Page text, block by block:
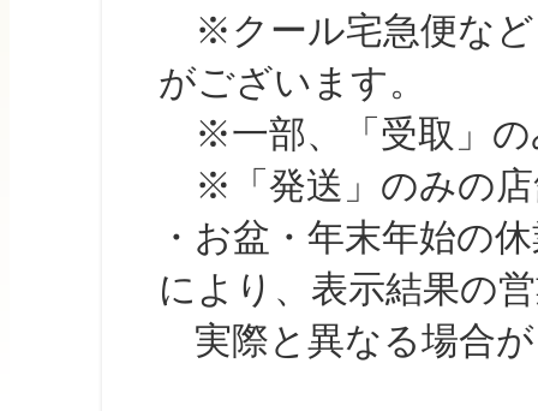
※クール宅急便など
がございます。
※一部、「受取」の
※「発送」のみの店
・お盆・年末年始の
により、表示結果の
実際と異なる場合が